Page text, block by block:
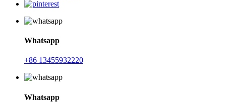
Whatsapp
+86 13455932220
Whatsapp